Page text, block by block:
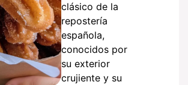
clásico de la
repostería
española,
conocidos por
su exterior
crujiente y su